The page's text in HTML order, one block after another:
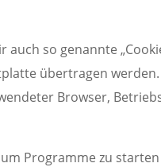
so genannte
übertragen
Browser,
Programme zu